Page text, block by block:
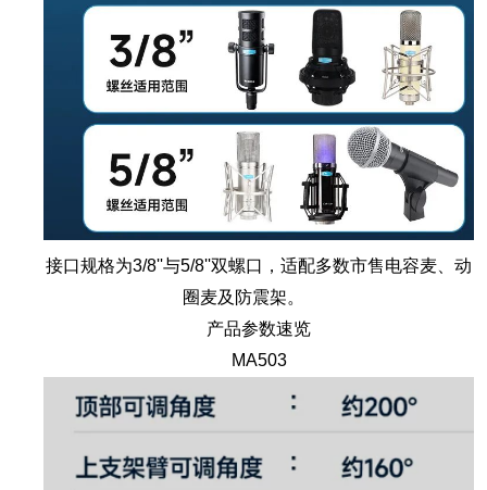
接口规格为3/8''与5/8''双螺口，适配多数市售电容麦、动
圈麦及防震架。
产品参数速览
MA503